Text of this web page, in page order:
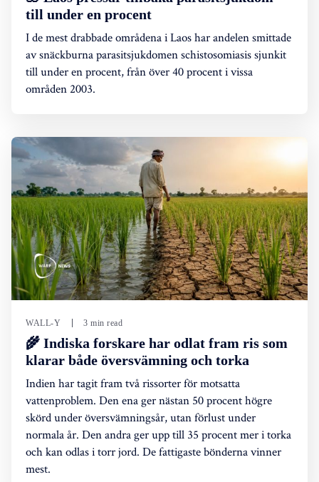
till under en procent
I de mest drabbade områdena i Laos har andelen smittade
av snäckburna parasitsjukdomen schistosomiasis sjunkit
till under en procent, från över 40 procent i vissa
områden 2003.
WALL-Y 3 min read
🌾 Indiska forskare har odlat fram ris som
klarar både översvämning och torka
Indien har tagit fram två rissorter för motsatta
vattenproblem. Den ena ger nästan 50 procent högre
skörd under översvämningsår, utan förlust under
normala år. Den andra ger upp till 35 procent mer i torka
och kan odlas i torr jord. De fattigaste bönderna vinner
mest.